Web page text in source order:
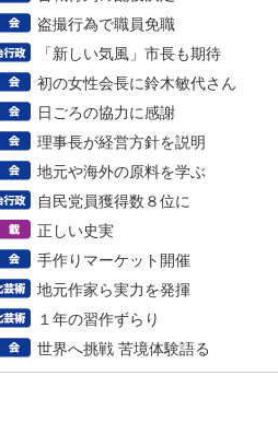
盗撮行為で職員免職
「新しい気風」市長も期待
初の女性会長に鈴木敏代さん
日ごろの協力に感謝
理事長が経営方針を説明
地元や海外の原料を学ぶ
自民党員獲得数８位に
正しい史実
手作りマーケット開催
地元作家ら実力を発揮
１年の習作ずらり
世界へ挑戦 苦境体験語る